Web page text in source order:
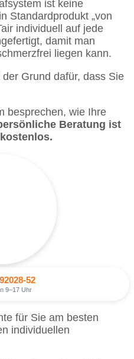
ist keine
Standardprodukt „von
individuell auf jede
damit man
liegen kann.
Grund dafür, dass Sie
besprechen, wie Ihre
Beratung ist
52
9–17 Uhr
für Sie am besten
individuellen